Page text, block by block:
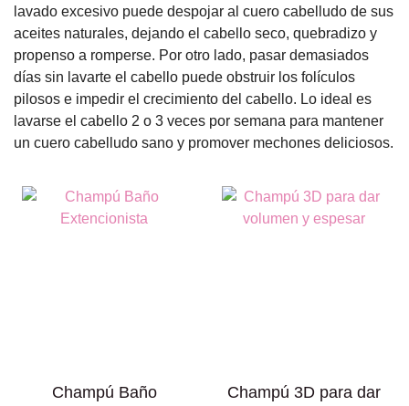
lavado excesivo puede despojar al cuero cabelludo de sus
aceites naturales, dejando el cabello seco, quebradizo y
propenso a romperse. Por otro lado, pasar demasiados
días sin lavarte el cabello puede obstruir los folículos
pilosos e impedir el crecimiento del cabello. Lo ideal es
lavarse el cabello 2 o 3 veces por semana para mantener
un cuero cabelludo sano y promover mechones deliciosos.
Champú Baño
Champú 3D para dar